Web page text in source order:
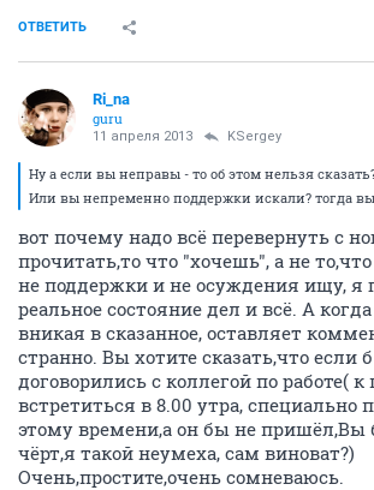
ОТВЕТИТЬ
Ri_na
guru
11 апреля 2013 KSergey
Ну а если вы неправы - то об этом нельзя
Или вы непременно поддержки искали? тогда
вот почему надо всё перевернуть с
прочитать,то что "хочешь", а не
не поддержки и не осуждения ищу, я
реальное состояние дел и всё. А
вникая в сказанное, оставляет
странно. Вы хотите сказать,что если
договорились с коллегой по работе(
встретиться в 8.00 утра, специально
этому времени,а он бы не пришёл,Вы
чёрт,я такой неумеха, сам виноват?)
Очень,простите,очень сомневаюсь.